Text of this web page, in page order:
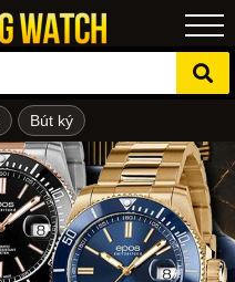
Bút ký